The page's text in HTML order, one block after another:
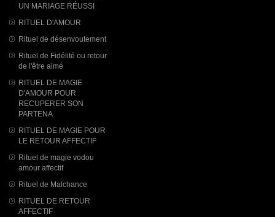
UN MARIAGE RÉUSSI
RITUEL D'AMOUR
Rituel de désenvoutement
Rituel de Fidélité ou retour
de l'être aimé
RITUEL DE MAGIE
D'AMOUR POUR
RECUPERER SON
PARTENA
RITUEL DE MAGIE POUR
LE RETOUR AFFECTIF
Rituel de magie vodou
amour affectif
Rituel de Malchance
RITUEL DE RETOUR
AFFECTIF